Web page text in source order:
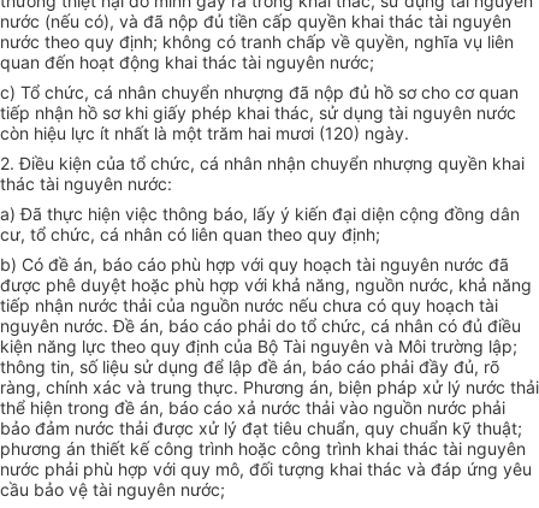
nước (nếu có), và đã nộp đủ tiền cấp quyền khai thác tài nguyên
nước theo quy định; không có tranh chấp về quyền, nghĩa vụ liên
quan đến hoạt động khai thác tài nguyên nước;
c) Tổ chức, cá nhân chuyển nhượng đã nộp đủ hồ sơ cho cơ quan
tiếp nhận hồ sơ khi giấy phép khai thác, sử dụng tài nguyên nước
còn hiệu lực ít nhất là một trăm hai mươi (120) ngày.
2. Điều kiện của tổ chức, cá nhân nhận chuyển nhượng quyền khai
thác tài nguyên nước:
a) Đã thực hiện việc thông báo, lấy ý kiến đại diện cộng đồng dân
cư, tổ chức, cá nhân có liên quan theo quy định;
b) Có đề án, báo cáo phù hợp với quy hoạch tài nguyên nước đã
được phê duyệt hoặc phù hợp với khả năng, nguồn nước, khả năng
tiếp nhận nước thải của nguồn nước nếu chưa có quy hoạch tài
nguyên nước. Đề án, báo cáo phải do tổ chức, cá nhân có đủ điều
kiện năng lực theo quy định của Bộ Tài nguyên và Môi trường lập;
thông tin, số liệu sử dụng để lập đề án, báo cáo phải đầy đủ, rõ
ràng, chính xác và trung thực. Phương án, biện pháp xử lý nước thải
thể hiện trong đề án, báo cáo xả nước thải vào nguồn nước phải
bảo đảm nước thải được xử lý đạt tiêu chuẩn, quy chuẩn kỹ thuật;
phương án thiết kế công trình hoặc công trình khai thác tài nguyên
nước phải phù hợp với quy mô, đối tượng khai thác và đáp ứng yêu
cầu bảo vệ tài nguyên nước;